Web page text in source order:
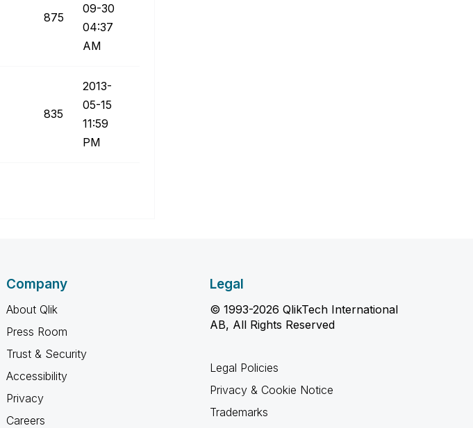
875
09-30
04:37
AM
835
‎2013-
05-15
11:59
PM
Company
About Qlik
Press Room
Trust & Security
Accessibility
Privacy
Careers
Legal
© 1993-2026 QlikTech International
AB, All Rights Reserved
Legal Policies
Privacy & Cookie Notice
Trademarks